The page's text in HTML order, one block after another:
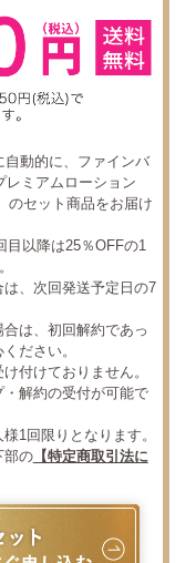
自動的に、ファインバ
レミアムローション
のセット商品をお届け
目以降は25％OFFの1
、次回発送予定日の7
は、初回解約であっ
ださい。
付けておりません。
解約の受付が可能で
1回限りとなります。
部の【特定商取引法に